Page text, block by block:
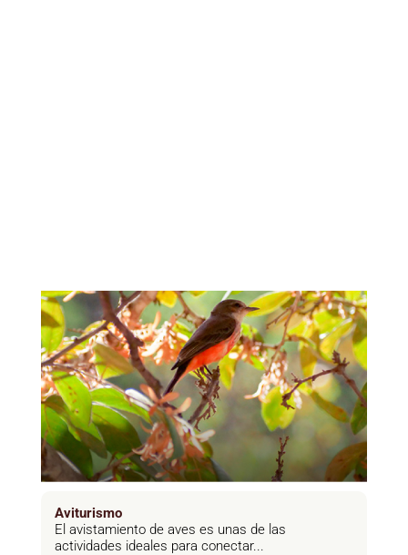
Aviturismo
El avistamiento de aves es unas de las
actividades ideales para conectar...